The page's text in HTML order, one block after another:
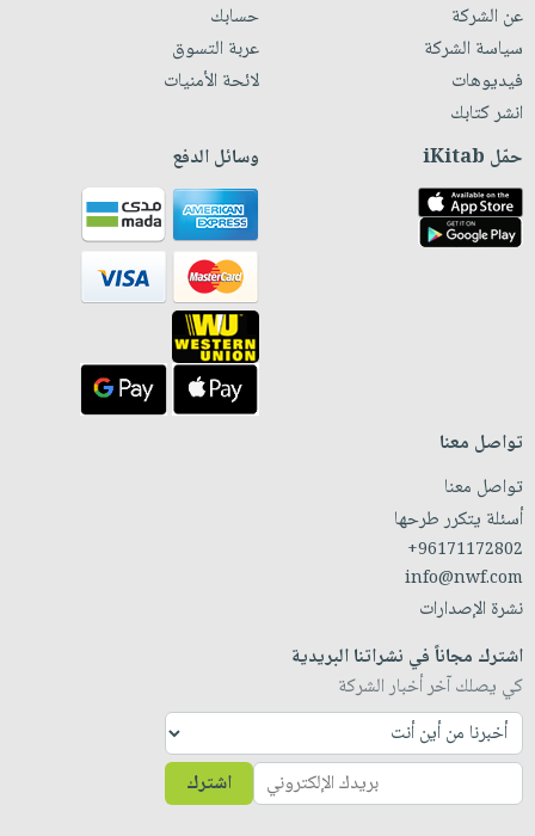
عن الشركة
سياسة الشركة
فيديوهات
انشر كتابك
حسابك
عربة التسوق
لائحة الأمنيات
حمّل iKitab وسائل الدفع
تواصل معنا
تواصل معنا
أسئلة يتكرر طرحها
+96171172802
info@nwf.com
نشرة الإصدارات
اشترك مجاناً في نشراتنا البريدية
كي يصلك آخر أخبار الشركة
اشترك